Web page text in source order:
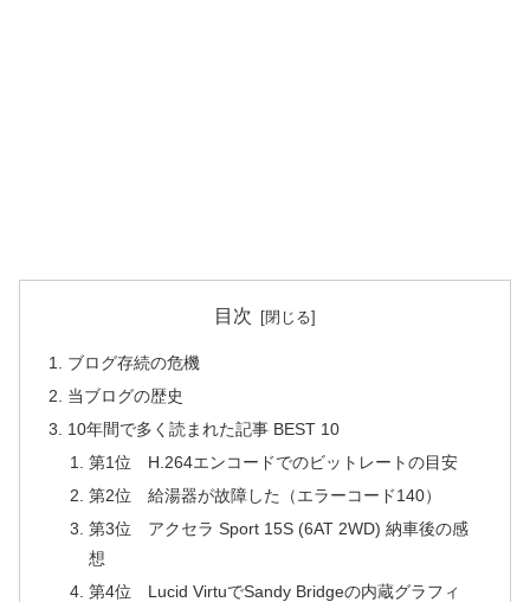
目次
ブログ存続の危機
当ブログの歴史
10年間で多く読まれた記事 BEST 10
第1位 H.264エンコードでのビットレートの目安
第2位 給湯器が故障した（エラーコード140）
第3位 アクセラ Sport 15S (6AT 2WD) 納車後の感
想
第4位 Lucid VirtuでSandy Bridgeの内蔵グラフィ